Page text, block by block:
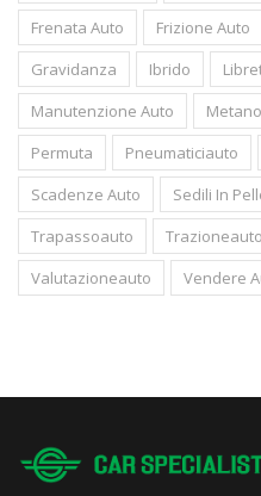
Frenata Auto
Frizione Auto
Gravidanza
Ibrido
Manutenzione Auto
Metano
Permuta
Pneumaticiauto
Scadenze Auto
Sedili In
Trapassoauto
Trazioneauto
Valutazioneauto
Vendere